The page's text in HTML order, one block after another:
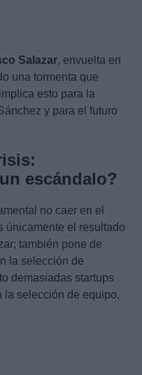
Salazar, envuelta en
una tormenta que
esto para la
y para el futuro
escándalo?
no caer en el
únicamente el resultado
también pone de
la selección de
demasiadas startups
la selección de equipo.